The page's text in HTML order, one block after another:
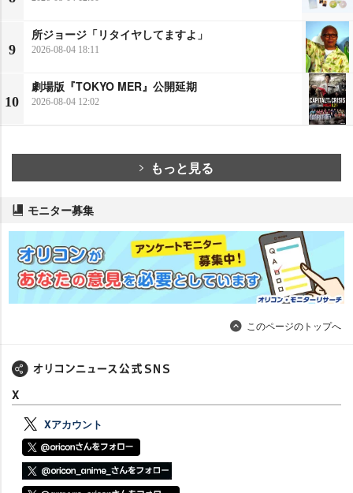
9
所ジョージ「リタイヤしてますよ」
2026-08-04 18:11
10
劇場版『TOKYO MER』公開延期
2026-08-04 12:02
もっと見る
モニター募集
このページのトップへ
X
Xアカウント